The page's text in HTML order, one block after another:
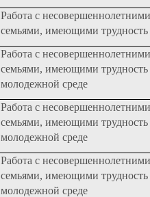
Работа с
семьями, имеющими трудность
Работа с
семьями, имеющими
молодежной среде
Работа с
семьями, имеющими
молодежной среде
Работа с
семьями, имеющими
молодежной среде